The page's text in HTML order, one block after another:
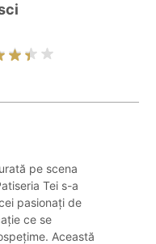
pe scena
Tei s-a
pasionați de
ce se
Această